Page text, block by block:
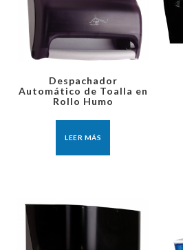
Despachador
Automático de Toalla en
Rollo Humo
LEER MÁS